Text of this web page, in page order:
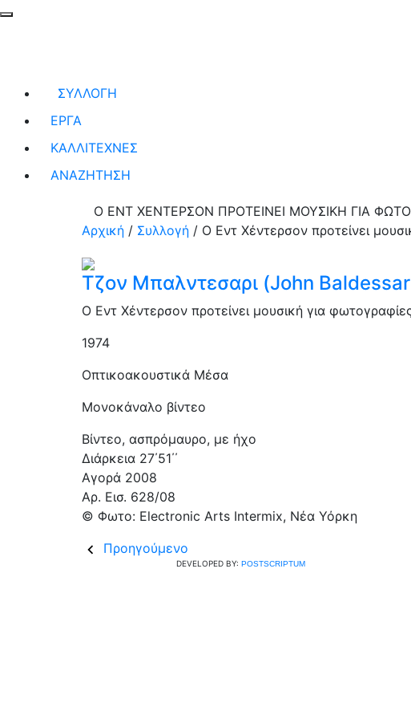
ΣΥΛΛΟΓΗ
ΕΡΓΑ
ΚΑΛΛΙΤΕΧΝΕΣ
ΑΝΑΖΗΤΗΣΗ
Ο ΕΝΤ ΧΕΝΤΕΡΣΟΝ ΠΡΟΤΕΙΝΕΙ ΜΟΥΣΙΚΗ ΓΙΑ
Αρχική / Συλλογή / Ο Εντ Χέντερσον προτείνει
Τζον Μπαλντεσαρι (John
Ο Εντ Χέντερσον προτείνει μουσική για
1974
Οπτικοακουστικά Μέσα
Μονοκάναλο βίντεο
Βίντεο, ασπρόμαυρο, με ήχο
Διάρκεια 27΄51΄΄
Αγορά 2008
Aρ. Εισ. 628/08
© Φωτο: Electronic Arts Intermix, Νέα Υόρκη
Προηγούμενο
DEVELOPED BY: POSTSCRIPTUM